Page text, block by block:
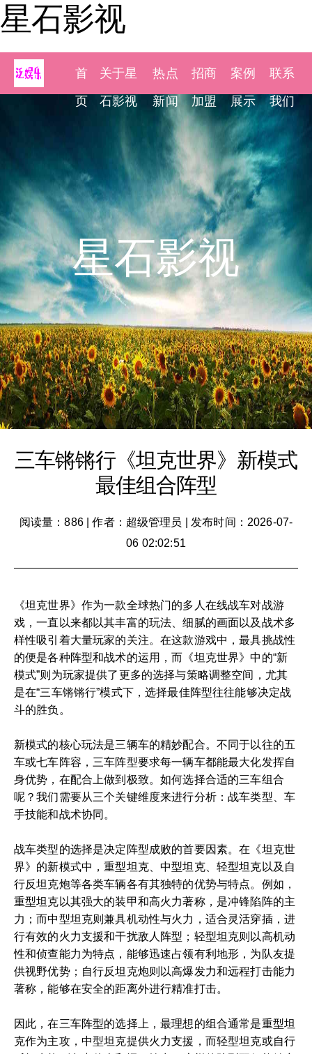
星石影视
首
页
关于星
石影视
热点
新闻
招商
加盟
案例
展示
联系
我们
星石影视
三车锵锵行《坦克世界》新模式
最佳组合阵型
阅读量：886|作者：超级管理员
发布时间：2026-07-
06 02:02:51
《坦克世界》作为一款全球热门的多人在线战车对战游
戏，一直以来都以其丰富的玩法、细腻的画面以及战术多
样性吸引着大量玩家的关注。在这款游戏中，最具挑战性
的便是各种阵型和战术的运用，而《坦克世界》中的“新
模式”则为玩家提供了更多的选择与策略调整空间，尤其
是在“三车锵锵行”模式下，选择最佳阵型往往能够决定战
斗的胜负。
新模式的核心玩法是三辆车的精妙配合。不同于以往的五
车或七车阵容，三车阵型要求每一辆车都能最大化发挥自
身优势，在配合上做到极致。如何选择合适的三车组合
呢？我们需要从三个关键维度来进行分析：战车类型、车
手技能和战术协同。
战车类型的选择是决定阵型成败的首要因素。在《坦克世
界》的新模式中，重型坦克、中型坦克、轻型坦克以及自
行反坦克炮等各类车辆各有其独特的优势与特点。例如，
重型坦克以其强大的装甲和高火力著称，是冲锋陷阵的主
力；而中型坦克则兼具机动性与火力，适合灵活穿插，进
行有效的火力支援和干扰敌人阵型；轻型坦克则以高机动
性和侦查能力为特点，能够迅速占领有利地形，为队友提
供视野优势；自行反坦克炮则以高爆发力和远程打击能力
著称，能够在安全的距离外进行精准打击。
因此，在三车阵型的选择上，最理想的组合通常是重型坦
克作为主攻，中型坦克提供火力支援，而轻型坦克或自行